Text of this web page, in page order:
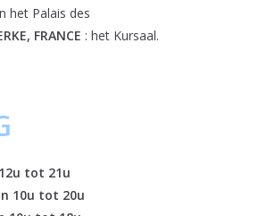
het Palais des
FRANCE : het Kursaal.
tot 21u
10u tot 20u